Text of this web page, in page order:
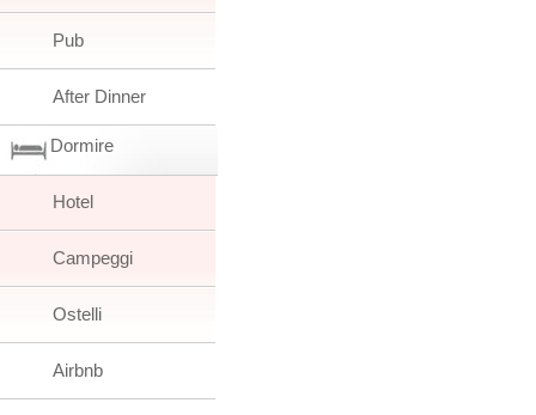
Pub
After Dinner
Dormire
Hotel
Campeggi
Ostelli
Airbnb